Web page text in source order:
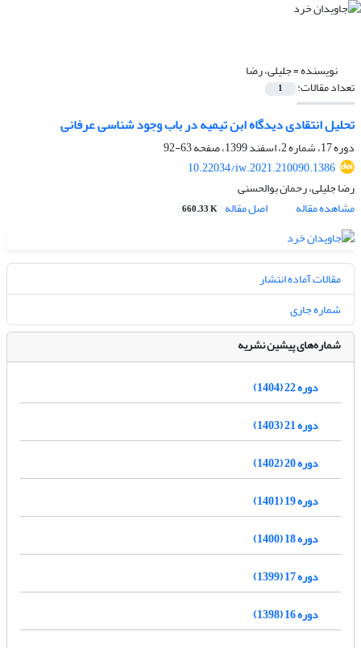
نویسنده =جلیلی، رضا
تعداد مقالات: 1
تحلیل انتقادی دیدگاه ابن تیمیه در باب وجود شناسی عرفانی
دوره 17، شماره 2، اسفند 1399، صفحه
63-92
10.22034/iw.2021.210090.1386
رضا جلیلی، رحمان بوالحسنی
مشاهده مقاله
اصل مقاله 660.33 K
مقالات آماده انتشار
شماره جاری
شماره‌های پیشین نشریه
دوره 22 (1404)
دوره 21 (1403)
دوره 20 (1402)
دوره 19 (1401)
دوره 18 (1400)
دوره 17 (1399)
دوره 16 (1398)